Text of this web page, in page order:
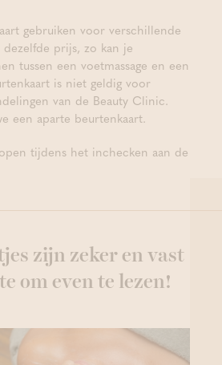
gebruiken voor verschillende
prijs, zo kan je
tussen een voetmassage en een
is niet geldig voor
van de Beauty Clinic.
een aparte beurtenkaart.
tijdens het inchecken aan de
zijn zeker en vast
om even te lezen!